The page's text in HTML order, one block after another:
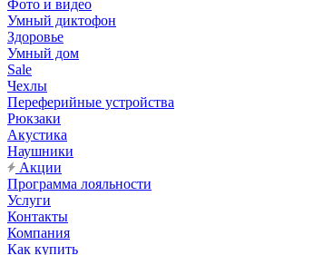
Фото и видео
Умный диктофон
Здоровье
Умный дом
Sale
Чехлы
Переферийные устройства
Рюкзаки
Акустика
Наушники
Акции
Программа лояльности
Услуги
Контакты
Компания
Как купить